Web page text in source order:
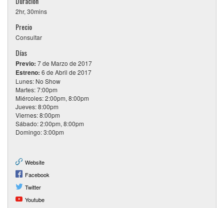
2hr, 30mins
Precio
Consultar
Días
Previo: 7 de Marzo de 2017
Estreno: 6 de Abril de 2017
Lunes: No Show
Martes: 7:00pm
Miércoles: 2:00pm, 8:00pm
Jueves: 8:00pm
Viernes: 8:00pm
Sábado: 2:00pm, 8:00pm
Domingo: 3:00pm
Website
Facebook
Twitter
Youtube